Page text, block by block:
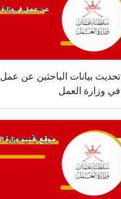
تحديث بيانات الباحثين عن عمل
في وزارة العمل